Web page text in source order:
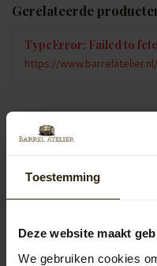
Toestemming
Deze website maakt
We gebruiken cookies
Gerelateerde
TypeError: Failed to
https://
Vragen over dit
Neem gerust contact op
Recent